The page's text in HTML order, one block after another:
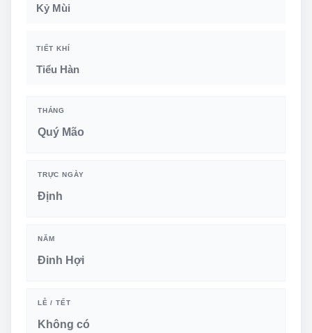
Kỷ Mùi
TIẾT KHÍ
Tiểu Hàn
THÁNG
Quý Mão
TRỰC NGÀY
Định
NĂM
Đinh Hợi
LỄ / TẾT
Không có